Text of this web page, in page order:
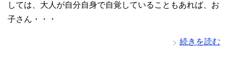
しては、大人が自分自身で自覚していることもあれば、お
子さん・・・
続きを読む